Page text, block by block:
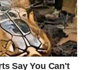
jednostavnim
tvoje